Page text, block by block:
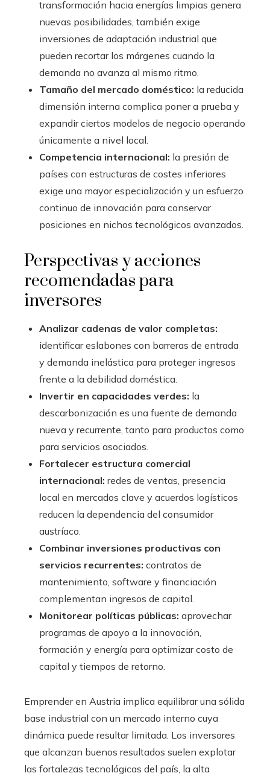
transformación hacia energías limpias genera
nuevas posibilidades, también exige
inversiones de adaptación industrial que
pueden recortar los márgenes cuando la
demanda no avanza al mismo ritmo.
Tamaño del mercado doméstico: la reducida
dimensión interna complica poner a prueba y
expandir ciertos modelos de negocio operando
únicamente a nivel local.
Competencia internacional: la presión de
países con estructuras de costes inferiores
exige una mayor especialización y un esfuerzo
continuo de innovación para conservar
posiciones en nichos tecnológicos avanzados.
Perspectivas y acciones
recomendadas para
inversores
Analizar cadenas de valor completas:
identificar eslabones con barreras de entrada
y demanda inelástica para proteger ingresos
frente a la debilidad doméstica.
Invertir en capacidades verdes: la
descarbonización es una fuente de demanda
nueva y recurrente, tanto para productos como
para servicios asociados.
Fortalecer estructura comercial
internacional: redes de ventas, presencia
local en mercados clave y acuerdos logísticos
reducen la dependencia del consumidor
austríaco.
Combinar inversiones productivas con
servicios recurrentes: contratos de
mantenimiento, software y financiación
complementan ingresos de capital.
Monitorear políticas públicas: aprovechar
programas de apoyo a la innovación,
formación y energía para optimizar costo de
capital y tiempos de retorno.
Emprender en Austria implica equilibrar una sólida
base industrial con un mercado interno cuya
dinámica puede resultar limitada. Los inversores
que alcanzan buenos resultados suelen explotar
las fortalezas tecnológicas del país, la alta